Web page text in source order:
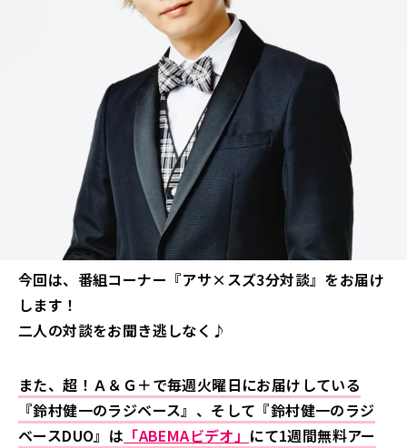
今回は、番組コーナー『アサ×スズ3分対談』をお届け
します！
二人の対談をお聞き逃しなく♪
また、超！Ａ＆Ｇ＋で毎週火曜日にお届けしている
『鈴村健一のラジベース』、そして『鈴村健一のラジ
ベースDUO』は 「ABEMAビデオ」 にて1週間無料アー